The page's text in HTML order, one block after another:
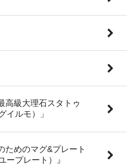
高級大理石スタトゥ
イルモ）」
ためのマグ&プレート
ープレート）』